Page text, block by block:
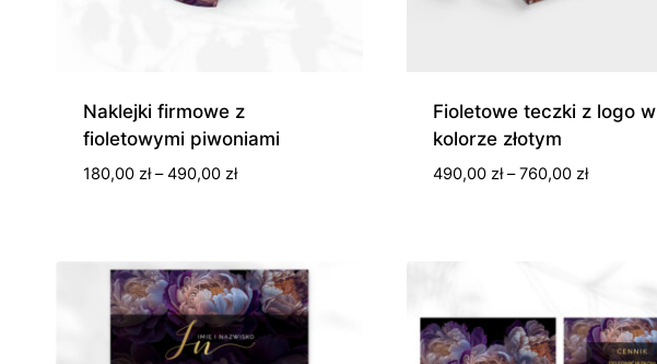
Naklejki firmowe z
fioletowymi piwoniami
180,00 zł – 490,00 złZakres
do
490,00 zł
Fioletowe teczki z logo w
kolorze złotym
490,00 zł – 760,00 złZakres